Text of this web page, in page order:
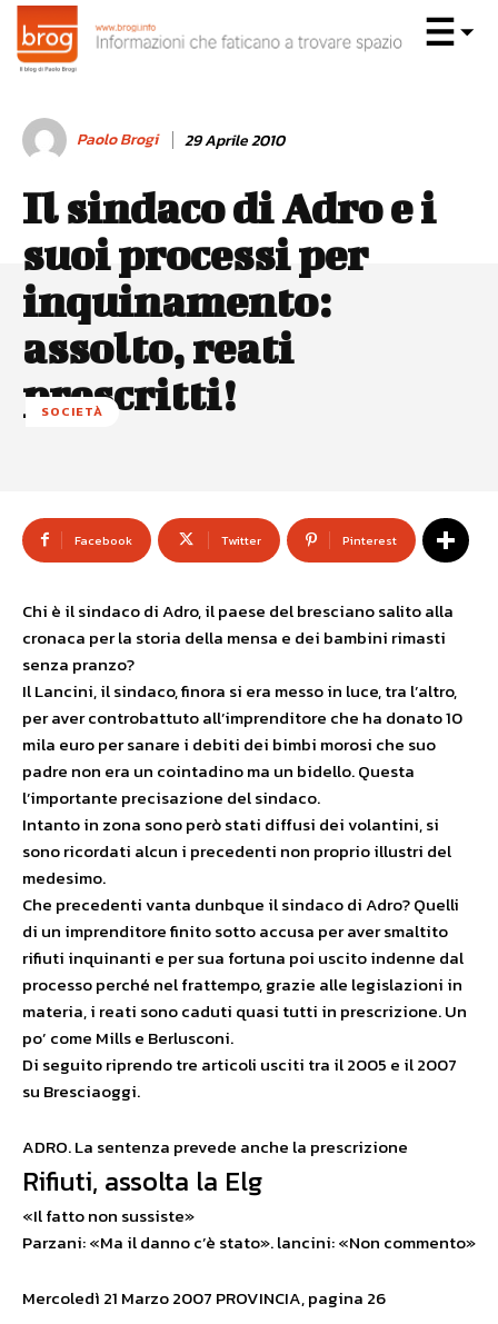
Paolo Brogi 29 Aprile 2010
Il sindaco di Adro e i
suoi processi per
inquinamento:
assolto, reati
prescritti!
SOCIETÀ
Facebook Twitter Pinterest
Chi è il sindaco di Adro, il paese del bresciano salito alla
cronaca per la storia della mensa e dei bambini rimasti
senza pranzo?
Il Lancini, il sindaco, finora si era messo in luce, tra l’altro,
per aver controbattuto all’imprenditore che ha donato 10
mila euro per sanare i debiti dei bimbi morosi che suo
padre non era un cointadino ma un bidello. Questa
l’importante precisazione del sindaco.
Intanto in zona sono però stati diffusi dei volantini, si
sono ricordati alcun i precedenti non proprio illustri del
medesimo.
Che precedenti vanta dunbque il sindaco di Adro? Quelli
di un imprenditore finito sotto accusa per aver smaltito
rifiuti inquinanti e per sua fortuna poi uscito indenne dal
processo perché nel frattempo, grazie alle legislazioni in
materia, i reati sono caduti quasi tutti in prescrizione. Un
po’ come Mills e Berlusconi.
Di seguito riprendo tre articoli usciti tra il 2005 e il 2007
su Bresciaoggi.
ADRO. La sentenza prevede anche la prescrizione
Rifiuti, assolta la Elg
«Il fatto non sussiste»
Parzani: «Ma il danno c’è stato». lancini: «Non commento»
Mercoledì 21 Marzo 2007 PROVINCIA, pagina 26